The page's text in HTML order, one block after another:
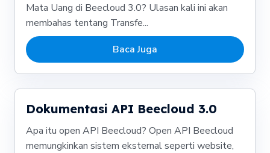
Mata Uang di Beecloud 3.0? Ulasan kali ini akan
membahas tentang Transfe...
Baca Juga
Dokumentasi API Beecloud 3.0
Apa itu open API Beecloud? Open API Beecloud
memungkinkan sistem eksternal seperti website,